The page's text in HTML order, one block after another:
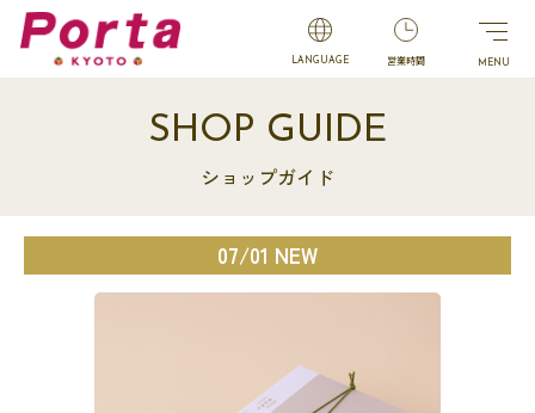
LANGUAGE 営業時間
SHOP GUIDE
ショップガイド
07/01 NEW